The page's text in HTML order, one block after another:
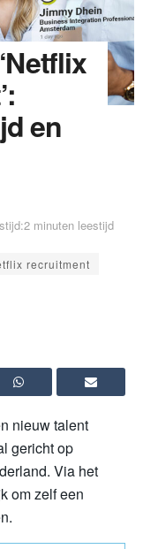
en
minuten leestijd
recruitment
nieuw talent
gericht op
Via het
om zelf een